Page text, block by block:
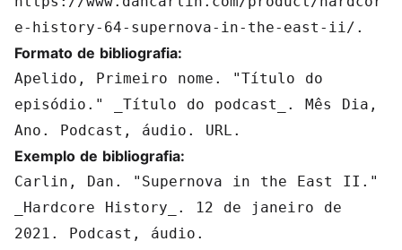
e-history-64-supernova-in-the-east-ii/.
Formato de bibliografia:
Apelido, Primeiro nome. "Título do
episódio." _Título do podcast_. Mês Dia,
Ano. Podcast, áudio. URL.
Exemplo de bibliografia:
Carlin, Dan. "Supernova in the East II."
_Hardcore History_. 12 de janeiro de
2021. Podcast, áudio.